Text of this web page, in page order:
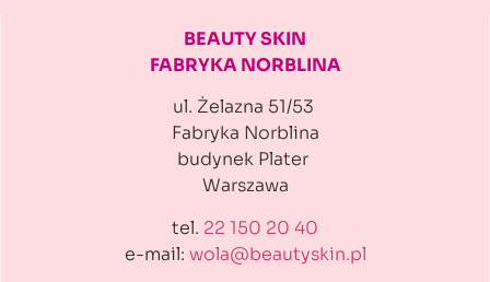
BEAUTY SKIN
FABRYKA NORBLINA
ul. Żelazna 51/53
Fabryka Norblina
budynek Plater
Warszawa
tel. 22 150 20 40
e-mail: wola@beautyskin.pl